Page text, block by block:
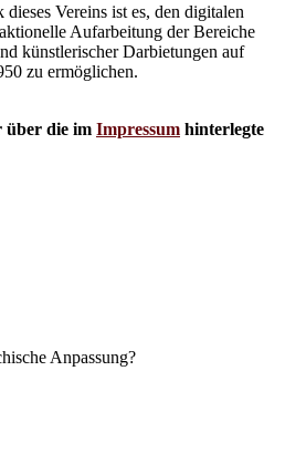
Vereins ist es, den digitalen
Aufarbeitung der Bereiche
künstlerischer Darbietungen auf
zu ermöglichen.
über die im Impressum hinterlegte
Anpassung?